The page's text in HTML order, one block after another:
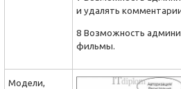
и удалять
8 Возможность
фильмы.
Модели,